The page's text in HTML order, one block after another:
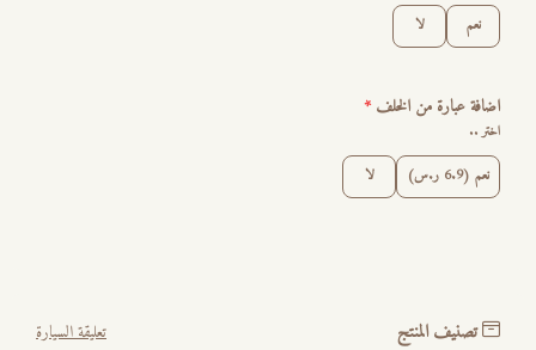
نعم لا
اضافة عبارة من الخلف*
اختر ..
نعم (6.9 ر.س) لا
تصنيف المنتج تعليقة السيارة